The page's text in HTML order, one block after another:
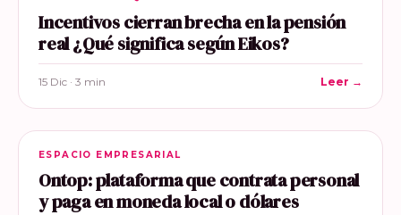
Incentivos cierran brecha en la pensión
real ¿Qué significa según Eikos?
15 Dic · 3 min Leer →
ESPACIO EMPRESARIAL
Ontop: plataforma que contrata personal
y paga en moneda local o dólares